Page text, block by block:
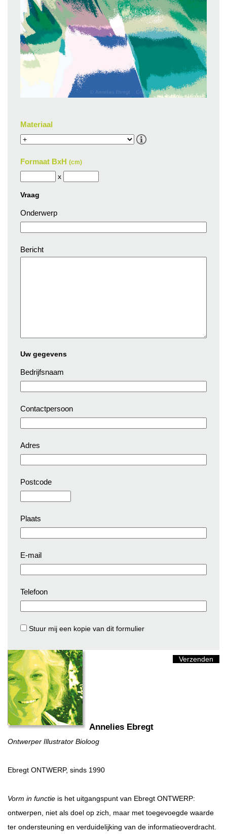
Materiaal
Formaat BxH (cm)
x
Vraag
Onderwerp
Bericht
Uw gegevens
Bedrijfsnaam
Contactpersoon
Adres
Postcode
Plaats
E-mail
Telefoon
Stuur mij een kopie van dit formulier
Annelies Ebregt
Ontwerper Illustrator Bioloog
Ebregt ONTWERP, sinds 1990
Vorm in functie is het uitgangspunt van Ebregt ONTWERP:
ontwerpen, niet als doel op zich, maar met toegevoegde waarde
ter ondersteuning en verduidelijking van de informatieoverdracht.